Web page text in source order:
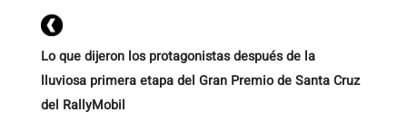
Lo que dijeron los protagonistas después de la
lluviosa primera etapa del Gran Premio de Santa Cruz
del RallyMobil